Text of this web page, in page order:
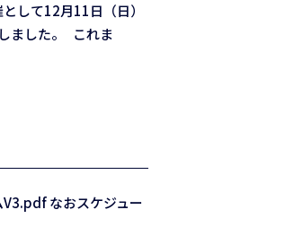
して12月11日（日）
ました。 これま
なおスケジュー